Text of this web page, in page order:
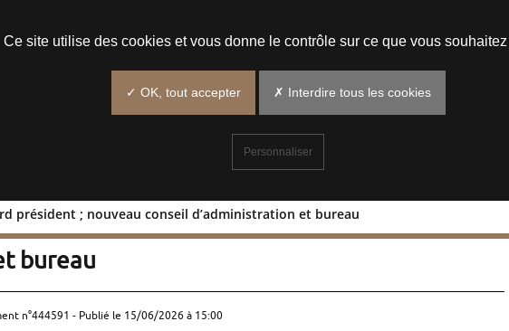
président ; nouveau conseil d’administration et bureau
président ; nouveau conseil
bureau
n°444591 - Publié le 15/06/2026 à 15:00
Ce site utilise des cookies et vous donne le contrôle sur ce que vous
✓ OK, tout accepter ✗ Interdire tous les cookies
Personnaliser